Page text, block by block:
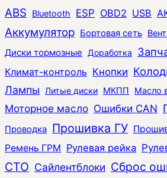
ABS Bluetooth ESP OBD2 USB
Аккумулятор Бортовая сеть
Диски тормозные Доработка
Климат-контроль Кнопки
Лампы Литые диски МКПП Масло
Моторное масло Ошибки CAN
Проводка Прошивка ГУ
Ремень ГРМ Рулевая рейка
СТО Сайлентблоки Сброс